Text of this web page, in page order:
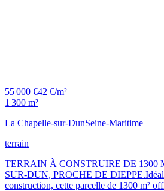
55 000 €42 €/m²
1 300 m²
La Chapelle-sur-DunSeine-Maritime
terrain
TERRAIN À CONSTRUIRE DE 1300
SUR-DUN, PROCHE DE
construction, cette parcelle de 1300 m²